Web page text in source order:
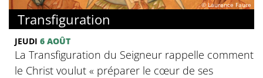
© Laurence Faure
Transfiguration
JEUDI 6 AOÛT
La Transfiguration du Seigneur rappelle comment
le Christ voulut « préparer le cœur de ses